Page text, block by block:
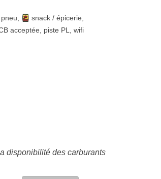
snack / épicerie
acceptée piste PL wifi
disponibilité des carburants